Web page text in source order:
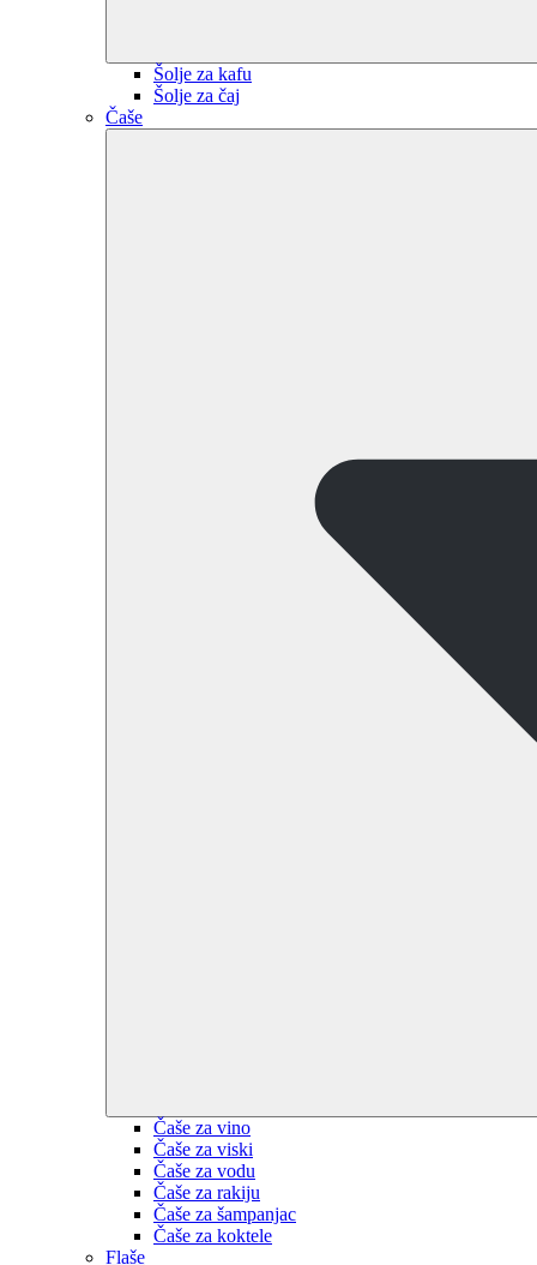
Šolje za kafu
Šolje za čaj
Čaše
Čaše za vino
Čaše za viski
Čaše za vodu
Čaše za rakiju
Čaše za šampanjac
Čaše za koktele
Flaše